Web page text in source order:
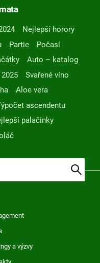
Nejlepší horory
Partie
Počasí
Auto – katalog
Svařené víno
Aloe vera
ascendentu
palačinky
a výzvy